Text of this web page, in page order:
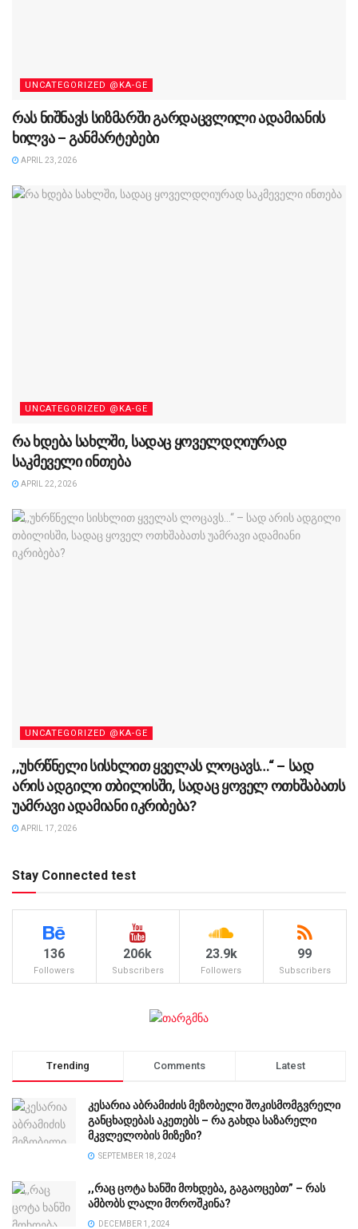
UNCATEGORIZED @KA-GE
რას ნიშნავს სიზმარში გარდაცვლილი ადამიანის
ხილვა – განმარტებები
APRIL 23, 2026
UNCATEGORIZED @KA-GE
რა ხდება სახლში, სადაც ყოველდღიურად
საკმეველი ინთება
APRIL 22, 2026
UNCATEGORIZED @KA-GE
,,უხრწნელი სისხლით ყველას ლოცავს…“ – სად
არის ადგილი თბილისში, სადაც ყოველ ოთხშაბათს
უამრავი ადამიანი იკრიბება?
APRIL 17, 2026
Stay Connected test
136
Followers
206k
Subscribers
23.9k
Followers
99
Subscribers
Trending Comments Latest
კესარია აბრამიძის მეზობელი შოკისმომგვრელი
განცხადებას აკეთებს – რა გახდა საზარელი
მკვლელობის მიზეზი?
SEPTEMBER 18, 2024
,,რაც ცოტა ხანში მოხდება, გაგაოცებთ” – რას
ამბობს ლალი მოროშკინა?
DECEMBER 1, 2024